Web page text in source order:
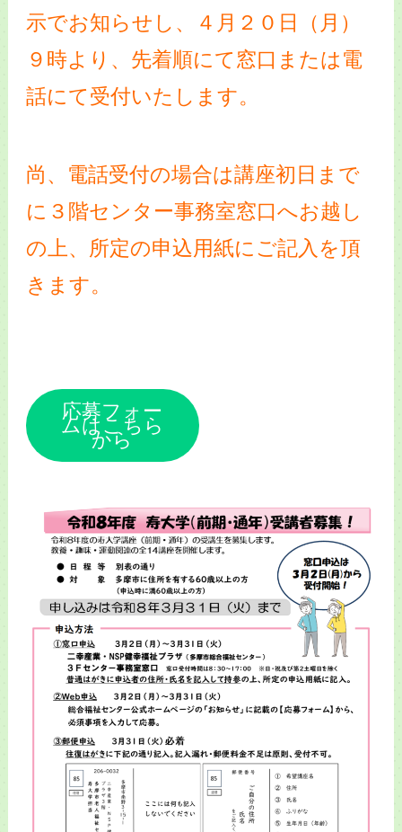
示でお知らせし、４月２０日（月）
９時より、先着順にて窓口または電
話にて受付いたします。
尚、電話受付の場合は講座初日まで
に３階センター事務室窓口へお越し
の上、所定の申込用紙にご記入を頂
きます。
応募フォー
ムはこちら
から